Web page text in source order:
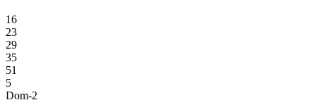
16
23
29
35
51
5
Dom-2